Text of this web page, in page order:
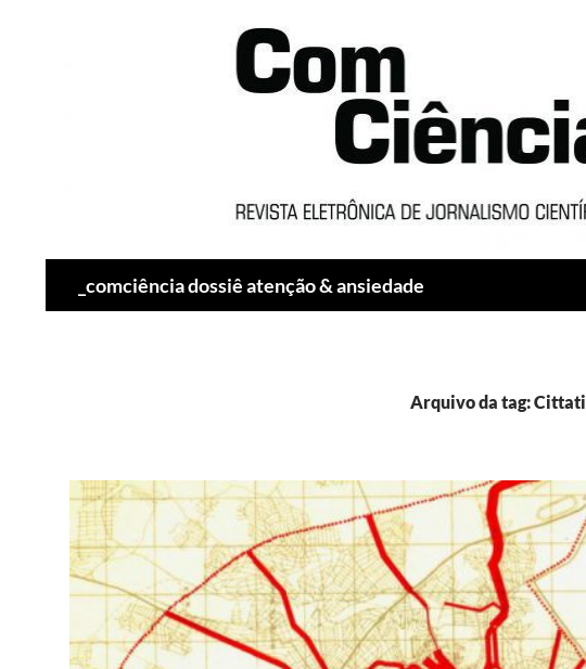
_comciência dossiê atenção & ansiedade
Arquivo da tag: Cittati